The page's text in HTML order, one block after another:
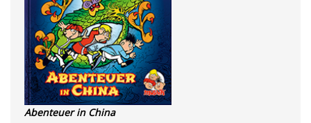
Abenteuer in China